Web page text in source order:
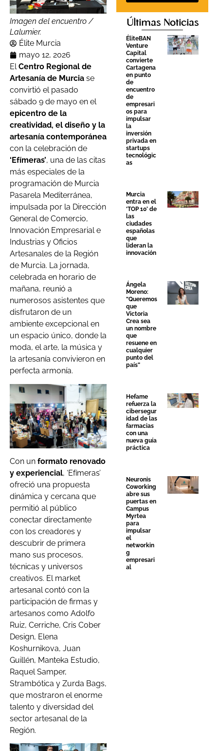
Imagen del encuentro /
Lalumier.
Élite Murcia
mayo 12, 2026
ElCentro Regional de
Artesanía de Murcia se
convirtió el pasado
sábado 9 de mayo en el
epicentro de la
creatividad, el diseño y la
artesanía contemporánea
con la celebración de
‘Efímeras’, una de las citas
más especiales de la
programación de Murcia
Pasarela Mediterránea,
impulsada por la Dirección
General de Comercio,
Innovación Empresarial e
Industrias y Oficios
Artesanales de la Región
de Murcia. La jornada,
celebrada en horario de
mañana, reunió a
numerosos asistentes que
disfrutaron de un
ambiente excepcional en
un espacio único, donde la
moda, el arte, la música y
la artesanía convivieron en
perfecta armonía.
Con un formato renovado
y experiencial, ‘Efímeras’
ofreció una propuesta
dinámica y cercana que
permitió al público
conectar directamente
con los creadores y
descubrir de primera
mano sus procesos,
técnicas y universos
creativos. El market
artesanal contó con la
participación de firmas y
artesanos como Adolfo
Ruiz, Cerriche, Cris Cober
Design, Elena
Koshurnikova, Juan
Guillén, Manteka Estudio,
Raquel Samper,
Strambótica y Zurda Bags,
que mostraron el enorme
talento y diversidad del
sector artesanal de la
Región.
Últimas Noticias
ÉliteBAN
Venture
Capital
convierte
Cartagena
en punto
de
encuentro
de
empresari
os para
impulsar
la
inversión
privada en
startups
tecnológic
as
Murcia
entra en el
‘TOP 10’ de
las
ciudades
españolas
que
lideran la
innovación
Ángela
Moreno:
“Queremos
que
Victoria
Crea sea
un nombre
que
resuene en
cualquier
punto del
país”
Hefame
refuerza la
cibersegur
idad de las
farmacias
con una
nueva guía
práctica
Neuronis
Coworking
abre sus
puertas en
Campus
Myrtea
para
impulsar
el
networkin
g
empresari
al